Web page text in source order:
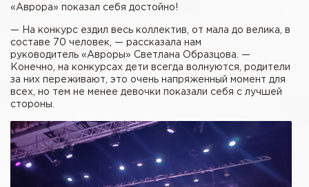
«Аврора» показал себя достойно!
— На конкурс ездил весь коллектив, от мала до велика, в
составе 70 человек, — рассказала нам
руководитель «Авроры» Светлана Образцова. —
Конечно, на конкурсах дети всегда волнуются, родители
за них переживают, это очень напряженный момент для
всех, но тем не менее девочки показали себя с лучшей
стороны.